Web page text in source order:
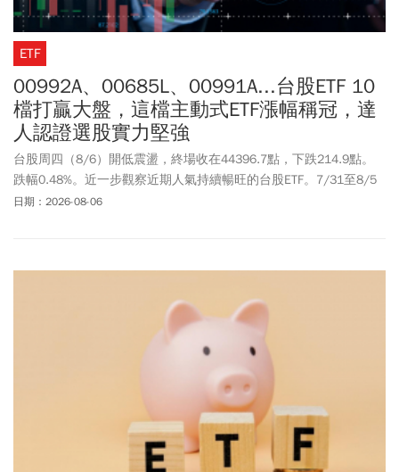
ETF
00992A、00685L、00991A...台股ETF 10
檔打贏大盤，這檔主動式ETF漲幅稱冠，達
人認證選股實力堅強
台股周四（8/6）開低震盪，終場收在44396.7點，下跌214.9點。
跌幅0.48%。近一步觀察近期人氣持續暢旺的台股ETF。7/31至8/5
統計指出，4個交易日均量3萬張以上、漲幅前10名台股ETF，有8檔
高檔震盪機率高。台股ETF波動度相對個股與大盤來的低，不失為投
資人現階段介入台股的較佳選擇。群益投信台股主動式ETF團隊表
示，在科技產業成長趨勢未變以及內需穩健下，台股中長線持續看
好。在台股具基本面支撐、後市不看淡前提下，對於具有資本成長
需求的投資人，除了運用主動式台股ETF以外，也可選擇投資正
2ETF。主動群益科技創新（00992A）經理人陳朝政指出，在政策風
向與資金輪動快速變遷的環境中，台股布局該保持主動調整持股的
靈活度，彈性操作、趨吉避凶，也更加彰顯持有主動式台股ETF的價
日期：2026-08-06